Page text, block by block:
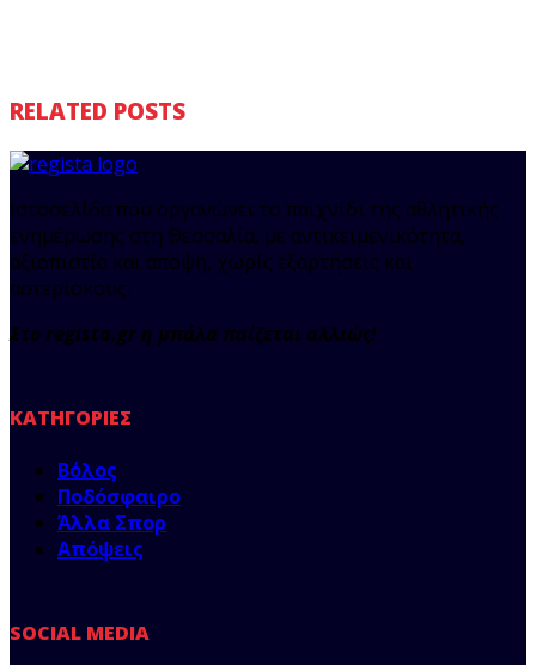
RELATED POSTS
Ιστοσελίδα που οργανώνει το παιχνίδι της αθλητικής
ενημέρωσης στη Θεσσαλία, με αντικειμενικότητα,
αξιοπιστία και άποψη, χωρίς εξαρτήσεις και
αστερίσκους.
Στο regista.gr η μπάλα παίζεται αλλιώς!
ΚΑΤΗΓΟΡΊΕΣ
Βόλος
Ποδόσφαιρο
Άλλα Σπορ
Απόψεις
SOCIAL MEDIA